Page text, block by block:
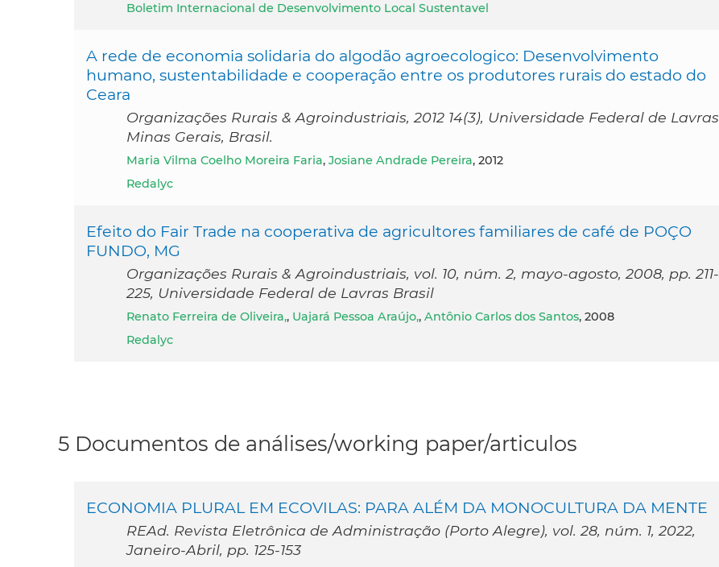
Boletim Internacional de Desenvolvimento Local Sustentavel
A rede de economia solidaria do algodão agroecologico: Desenvolvimento
humano, sustentabilidade e cooperação entre os produtores rurais do estado do
Ceara
Organizações Rurais & Agroindustriais, 2012 14(3), Universidade Federal de Lavras
Minas Gerais, Brasil.
Maria Vilma Coelho Moreira Faria, Josiane Andrade Pereira, 2012
Redalyc
Efeito do Fair Trade na cooperativa de agricultores familiares de café de POÇO
FUNDO, MG
Organizações Rurais & Agroindustriais, vol. 10, núm. 2, mayo-agosto, 2008, pp. 211-
225, Universidade Federal de Lavras Brasil
Renato Ferreira de Oliveira,, Uajará Pessoa Araújo,, Antônio Carlos dos Santos, 2008
Redalyc
5 Documentos de análises/working paper/articulos
ECONOMIA PLURAL EM ECOVILAS: PARA ALÉM DA MONOCULTURA DA MENTE
REAd. Revista Eletrônica de Administração (Porto Alegre), vol. 28, núm. 1, 2022,
Janeiro-Abril, pp. 125-153